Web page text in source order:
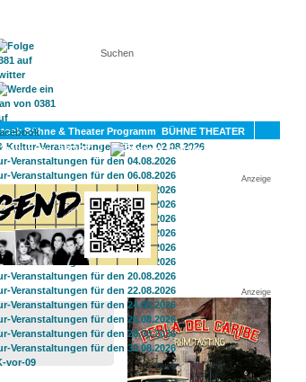
BÜHNE THEATER
SPORT
Anzeige
Anzeige